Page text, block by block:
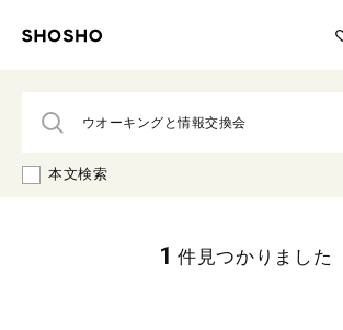
本文検索
1 件見つかりました